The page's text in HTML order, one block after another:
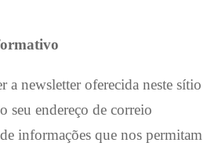
a newsletter oferecida neste sítio
seu endereço de correio
informações que nos permitam